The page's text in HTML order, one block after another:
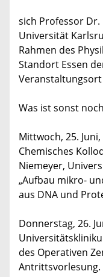
sich Professor
Universität
Rahmen des
Standort Essen
Veranstaltungsort
Was ist sonst
Mittwoch, 25. Juni,
Chemisches
Niemeyer,
„Aufbau mikro-
aus DNA und
Donnerstag, 26.
des Operativen